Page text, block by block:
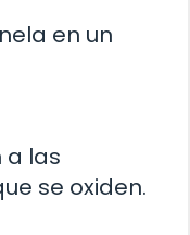
en un
a las
se oxiden.